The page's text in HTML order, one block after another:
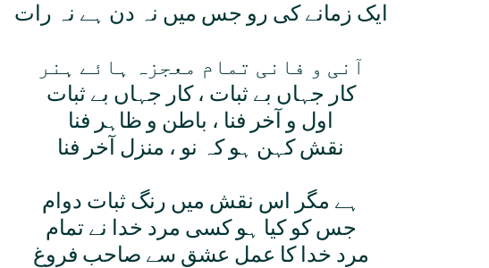
ايک زمانے کی رو جس ميں نہ دن ہے نہ رات
آنی و فانی تمام معجزہ ہائے ہنر
کار جہاں بے ثبات ، کار جہاں بے ثبات
اول و آخر فنا ، باطن و ظاہر فنا
نقش کہن ہو کہ نو ، منزل آخر فنا
ہے مگر اس نقش ميں رنگ ثبات دوام
جس کو کيا ہو کسی مرد خدا نے تمام
مرد خدا کا عمل عشق سے صاحب فروغ